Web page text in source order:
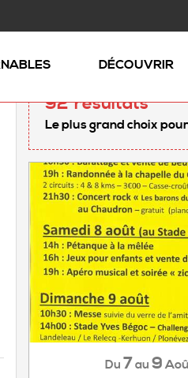
DÉCOUVRIR
92résultats
Le plus grand choix
Du 7au 9